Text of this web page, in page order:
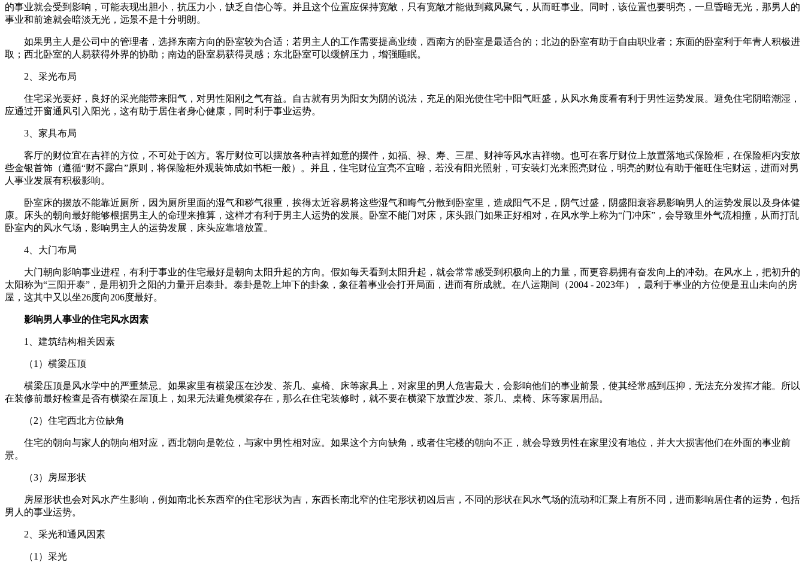
的事业就会受到影响，可能表现出胆小，抗压力小，缺乏自信心等。并且这个位置应保持宽敞，只有宽敞才能做到藏风聚气，从而旺事业。同时，该位置也要明亮，一旦昏暗无光，那男人的
事业和前途就会暗淡无光，远景不是十分明朗。
如果男主人是公司中的管理者，选择东南方向的卧室较为合适；若男主人的工作需要提高业绩，西南方的卧室是最适合的；北边的卧室有助于自由职业者；东面的卧室利于年青人积极进
取；西北卧室的人易获得外界的协助；南边的卧室易获得灵感；东北卧室可以缓解压力，增强睡眠。
2、采光布局
住宅采光要好，良好的采光能带来阳气，对男性阳刚之气有益。自古就有男为阳女为阴的说法，充足的阳光使住宅中阳气旺盛，从风水角度看有利于男性运势发展。避免住宅阴暗潮湿，
应通过开窗通风引入阳光，这有助于居住者身心健康，同时利于事业运势。
3、家具布局
客厅的财位宜在吉祥的方位，不可处于凶方。客厅财位可以摆放各种吉祥如意的摆件，如福、禄、寿、三星、财神等风水吉祥物。也可在客厅财位上放置落地式保险柜，在保险柜内安放
些金银首饰（遵循“财不露白”原则，将保险柜外观装饰成如书柜一般）。并且，住宅财位宜亮不宜暗，若没有阳光照射，可安装灯光来照亮财位，明亮的财位有助于催旺住宅财运，进而对男
人事业发展有积极影响。
卧室床的摆放不能靠近厕所，因为厕所里面的湿气和秽气很重，挨得太近容易将这些湿气和晦气分散到卧室里，造成阳气不足，阴气过盛，阴盛阳衰容易影响男人的运势发展以及身体健
康。床头的朝向最好能够根据男主人的命理来推算，这样才有利于男主人运势的发展。卧室不能门对床，床头跟门如果正好相对，在风水学上称为“门冲床”，会导致里外气流相撞，从而打乱
卧室内的风水气场，影响男主人的运势发展，床头应靠墙放置。
4、大门布局
大门朝向影响事业进程，有利于事业的住宅最好是朝向太阳升起的方向。假如每天看到太阳升起，就会常常感受到积极向上的力量，而更容易拥有奋发向上的冲劲。在风水上，把初升的
太阳称为“三阳开泰”，是用初升之阳的力量开启泰卦。泰卦是乾上坤下的卦象，象征着事业会打开局面，进而有所成就。在八运期间（2004 - 2023年），最利于事业的方位便是丑山未向的房
屋，这其中又以坐26度向206度最好。
影响男人事业的住宅风水因素
1、建筑结构相关因素
（1）横梁压顶
横梁压顶是风水学中的严重禁忌。如果家里有横梁压在沙发、茶几、桌椅、床等家具上，对家里的男人危害最大，会影响他们的事业前景，使其经常感到压抑，无法充分发挥才能。所以
在装修前最好检查是否有横梁在屋顶上，如果无法避免横梁存在，那么在住宅装修时，就不要在横梁下放置沙发、茶几、桌椅、床等家居用品。
（2）住宅西北方位缺角
住宅的朝向与家人的朝向相对应，西北朝向是乾位，与家中男性相对应。如果这个方向缺角，或者住宅楼的朝向不正，就会导致男性在家里没有地位，并大大损害他们在外面的事业前
景。
（3）房屋形状
房屋形状也会对风水产生影响，例如南北长东西窄的住宅形状为吉，东西长南北窄的住宅形状初凶后吉，不同的形状在风水气场的流动和汇聚上有所不同，进而影响居住者的运势，包括
男人的事业运势。
2、采光和通风因素
（1）采光